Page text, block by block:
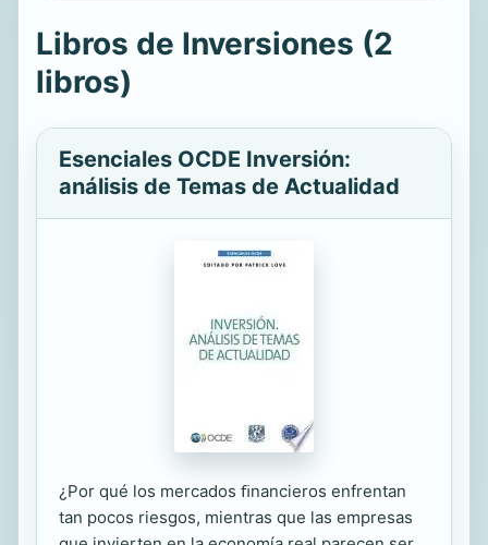
Libros de Inversiones (2
libros)
Esenciales OCDE Inversión:
análisis de Temas de Actualidad
¿Por qué los mercados ﬁnancieros enfrentan
tan pocos riesgos, mientras que las empresas